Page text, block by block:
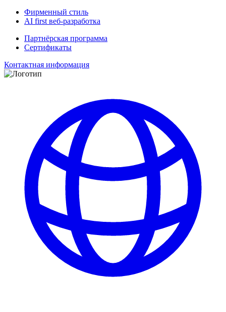
Фирменный стиль
AI first веб-разработка
Партнёрская программа
Сертификаты
Контактная информация